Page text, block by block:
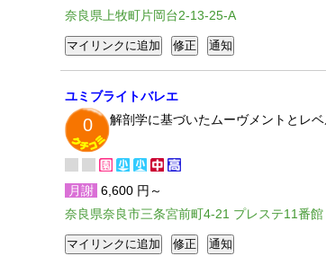
奈良県上牧町片岡台2-13-25-A
ユミブライトバレエ
0 解剖学に基づいたムーヴメントとレ
月謝 6,600 円～
奈良県奈良市三条宮前町4-21 プレステ11番館